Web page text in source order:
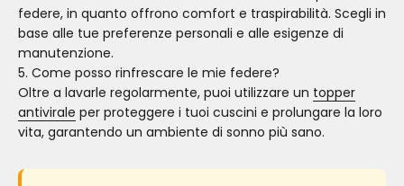
federe, in quanto offrono comfort e traspirabilità. Scegli in
base alle tue preferenze personali e alle esigenze di
manutenzione.
5. Come posso rinfrescare le mie federe?
Oltre a lavarle regolarmente, puoi utilizzare un topper
antivirale per proteggere i tuoi cuscini e prolungare la loro
vita, garantendo un ambiente di sonno più sano.